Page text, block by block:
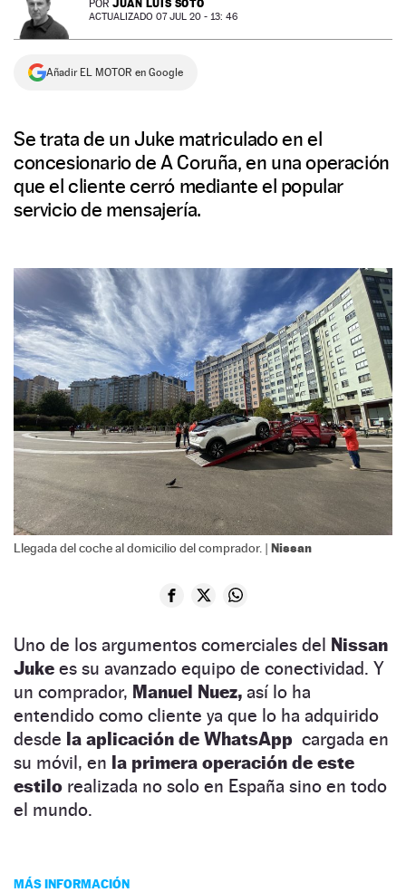
NEWSLETTER
SÍGUENOS
POR JUAN LUIS SOTO
ACTUALIZADO 07 JUL 20 - 13: 46
Añadir EL MOTOR en Google
Se trata de un Juke matriculado en el
concesionario de A Coruña, en una operación
que el cliente cerró mediante el popular
servicio de mensajería.
Llegada del coche al domicilio del comprador. | Nissan
Uno de los argumentos comerciales del Nissan
Juke es su avanzado equipo de conectividad. Y
un comprador, Manuel Nuez, así lo ha
entendido como cliente ya que lo ha adquirido
desde la aplicación de WhatsApp cargada en
su móvil, en la primera operación de este
estilo realizada no solo en España sino en todo
el mundo.
MÁS INFORMACIÓN